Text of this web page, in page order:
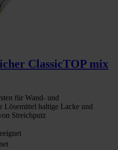
ClassicTOP mix
für Wand- und
Lösemittel haltige Lacke und
Streichputz